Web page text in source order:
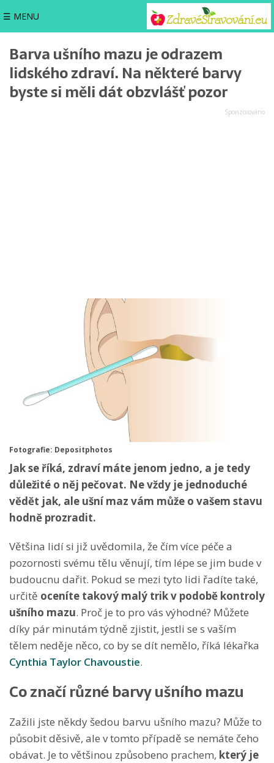
☰ MENU
Barva ušního mazu je odrazem
lidského zdraví. Na některé barvy
byste si měli dát obzvlášť pozor
Fotografie: Depositphotos
Jak se říká, zdraví máte jenom jedno, a je tedy
důležité o něj pečovat. Ne vždy je jednoduché
vědět jak, ale ušní maz vám může o vašem stavu
hodně prozradit.
Většina lidí si již uvědomila, že čím více péče a
pozornosti svému tělu věnují, tím lépe se jim bude v
budoucnu dařit. Pokud se mezi tyto lidi řadíte také,
určitě oceníte takový malý trik v podobě kontroly
ušního mazu. Proč je to pro vás výhodné? Můžete
díky pár minutám týdně zjistit, jestli se s vaším
tělem neděje něco, co by se dít nemělo, říká lékařka
Cynthia Taylor Chavoustie.
Co značí různé barvy ušního mazu
Zažili jste někdy šedou barvu ušního mazu? Může to
působit děsivě, ale v tomto případě se nemáte čeho
obávat. Je to většinou způsobeno prachem, který je